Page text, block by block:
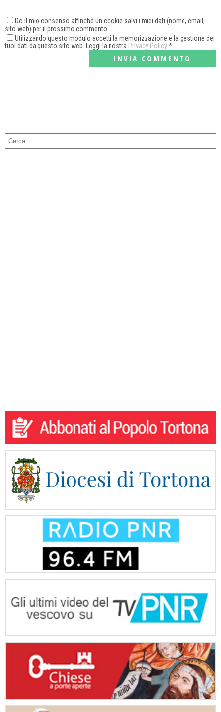
Do il mio consenso affinché un cookie salvi i miei dati (nome, email,
sito web) per il prossimo commento.
Utilizzando questo modulo accetti la memorizzazione e la gestione dei
tuoi dati da questo sito web. Leggi la nostra Privacy Policy*